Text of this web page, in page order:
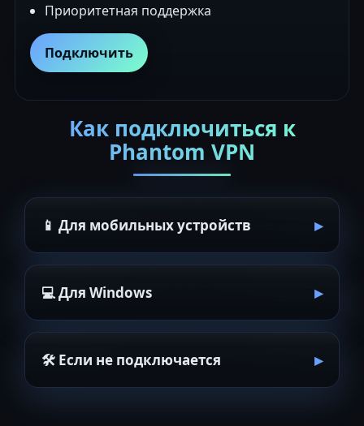
Приоритетная поддержка
Подключить
Как подключиться к
Phantom VPN
📱 Для мобильных устройств
💻 Для Windows
🛠 Если не подключается